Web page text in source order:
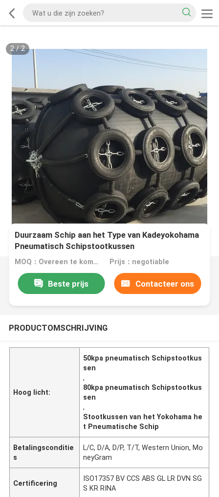
2/2
Duurzaam Schip aan het Type van Kadeyokohama
Pneumatisch Schipstootkussen
MOQ：Overeen te komen Prijs：negotiable
Beste prijs Contacteer ons
PRODUCTOMSCHRIJVING
Hoog licht:
50kpa pneumatisch Schipstootkus
sen
,
80kpa pneumatisch Schipstootkus
sen
,
Stootkussen van het Yokohama he
t Pneumatische Schip
Betalingsconditie
s
L/C, D/A, D/P, T/T, Western Union, Mo
neyGram
Certificering
ISO17357 BV CCS ABS GL LR DVN SG
S KR RINA